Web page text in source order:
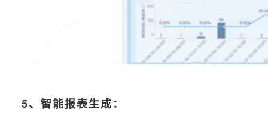
5、智能报表生成：